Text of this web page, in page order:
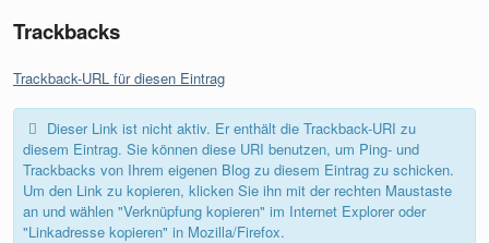
Trackbacks
Trackback-URL für diesen Eintrag
Dieser Link ist nicht aktiv. Er enthält die Trackback-URI zu
diesem Eintrag. Sie können diese URI benutzen, um Ping- und
Trackbacks von Ihrem eigenen Blog zu diesem Eintrag zu schicken.
Um den Link zu kopieren, klicken Sie ihn mit der rechten Maustaste
an und wählen "Verknüpfung kopieren" im Internet Explorer oder
"Linkadresse kopieren" in Mozilla/Firefox.